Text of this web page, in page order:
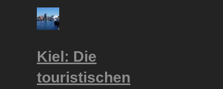
Kiel: Die
touristischen